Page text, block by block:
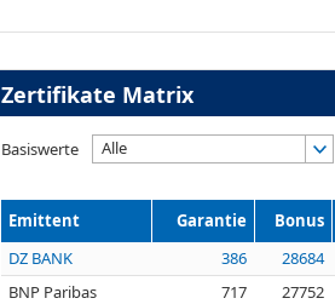
Zertifikate Matrix
Basiswerte Alle
Emittent Garantie Bonus
DZ BANK
386 28684
BNP Paribas
717 27752